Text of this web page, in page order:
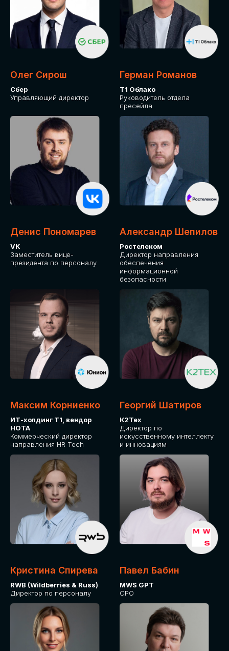
Олег Сирош
Сбер
Управляющий директор
Герман Романов
Т1 Облако
Руководитель отдела
пресейла
Денис Пономарев
VK
Заместитель вице-
президента по персоналу
Александр Шепилов
Ростелеком
Директор направления
обеспечения
информационной
безопасности
Максим Корниенко
ИТ-холдинг Т1, вендор
НОТА
Коммерческий директор
направления HR Tech
Георгий Шатиров
К2Тех
Директор по
искусственному интеллекту
и инновациям
Кристина Спирева
RWB (Wildberries & Russ)
Директор по персоналу
Павел Бабин
MWS GPT
CPO